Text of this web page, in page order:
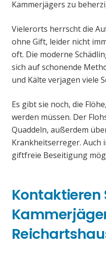
Kammerjägers zu
Vielerorts herrscht die
ohne Gift, leider nicht
oft. Die moderne
sich auf schonende
und Kälte verjagen viele
Es gibt sie noch, die
werden müssen. Der
Quaddeln, außerdem
Krankheitserreger. Auch
giftfreie Beseitigung
Kontaktieren